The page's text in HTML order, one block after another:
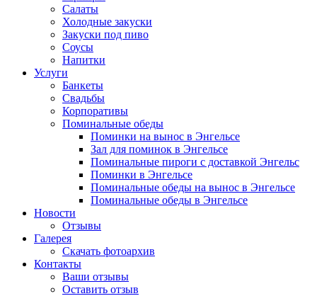
Салаты
Холодные закуски
Закуски под пиво
Соусы
Напитки
Услуги
Банкеты
Свадьбы
Корпоративы
Поминальные обеды
Поминки на вынос в Энгельсе
Зал для поминок в Энгельсе
Поминальные пироги с доставкой Энгельс
Поминки в Энгельсе
Поминальные обеды на вынос в Энгельсе
Поминальные обеды в Энгельсе
Новости
Отзывы
Галерея
Скачать фотоархив
Контакты
Ваши отзывы
Оставить отзыв